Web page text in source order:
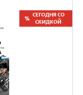
СЕГОДНЯ СО
СКИДКОЙ